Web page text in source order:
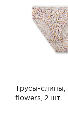
Трусы-слипы,
flowers, 2 шт.